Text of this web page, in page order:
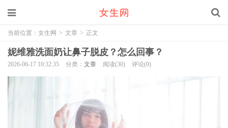
当前位置： 女生网 > 文章 > 正文
妮维雅洗面奶让鼻子脱皮？怎么回事？
2026-06-17 10:32:35 分类： 文章 阅读(30) 评论(0)